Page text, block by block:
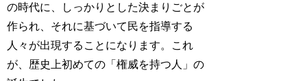
の時代に、しっかりとした決まりごとが
作られ、それに基づいて民を指導する
人々が出現することになります。これ
が、歴史上初めての「権威を持つ人」の